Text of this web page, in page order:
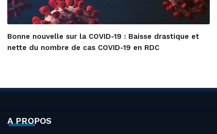
Bonne nouvelle sur la COVID-19 : Baisse drastique et
nette du nombre de cas COVID-19 en RDC
A PROPOS